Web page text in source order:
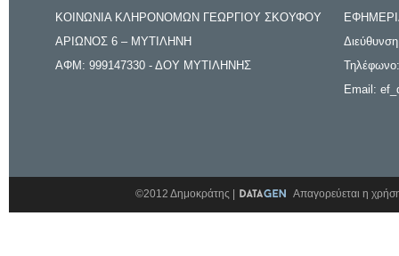
ΚΟΙΝΩΝΙΑ ΚΛΗΡΟΝΟΜΩΝ ΓΕΩΡΓΙΟΥ ΣΚΟΥΦΟΥ
ΑΡΙΩΝΟΣ 6 – ΜΥΤΙΛΗΝΗ
ΑΦΜ: 999147330 - ΔΟΥ ΜΥΤΙΛΗΝΗΣ
Email:
©2012 Δημοκράτης | Απαγορεύεται η